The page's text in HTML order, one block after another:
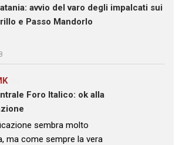
avvio del varo degli impalcati sui
e Passo Mandorlo
su
Foro Italico: ok alla
sembra molto
ma come sempre la vera